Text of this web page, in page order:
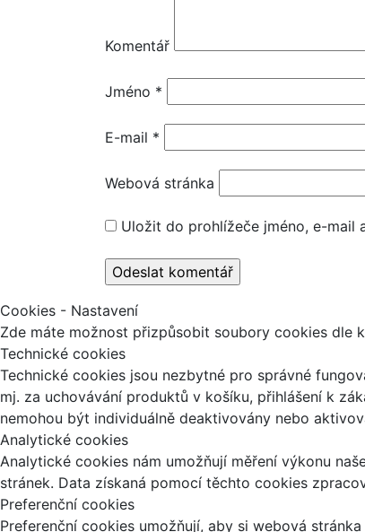
Komentář
Jméno *
E-mail *
Webová stránka
Uložit do prohlížeče jméno, e-mail
Cookies - Nastavení
Zde máte možnost přizpůsobit soubory cookies dle
Technické cookies
Technické cookies jsou nezbytné pro správné
mj. za uchovávání produktů v košíku, přihlášení k
nemohou být individuálně deaktivovány nebo
Analytické cookies
Analytické cookies nám umožňují měření výkonu
stránek. Data získaná pomocí těchto cookies
Preferenční cookies
Preferenční cookies umožňují, aby si webová